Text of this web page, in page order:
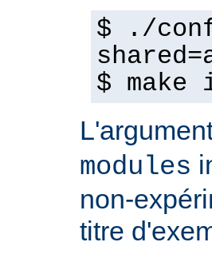
$ ./
$
modules
non-
titre